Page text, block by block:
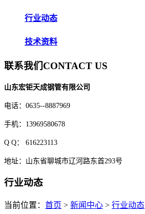
行业动态
技术资料
联系我们CONTACT US
山东宏钜天成钢管有限公司
电话：0635--8887969
手机：13969580678
Q Q： 616223113
地址：山东省聊城市辽河路东首293号
行业动态
当前位置： 首页 > 新闻中心 > 行业动态